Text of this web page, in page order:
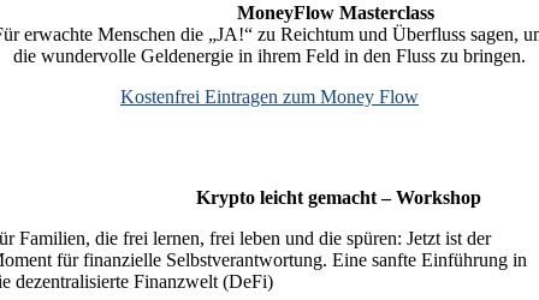
MoneyFlow Masterclass
erwachte Menschen die „JA!“ zu Reichtum und Überfluss sagen,
die wundervolle Geldenergie in ihrem Feld in den Fluss zu bringen.
Kostenfrei Eintragen zum Money Flow
Krypto leicht gemacht – Workshop
Familien, die frei lernen, frei leben und die spüren: Jetzt ist der
für finanzielle Selbstverantwortung. Eine sanfte Einführung in
dezentralisierte Finanzwelt (DeFi)